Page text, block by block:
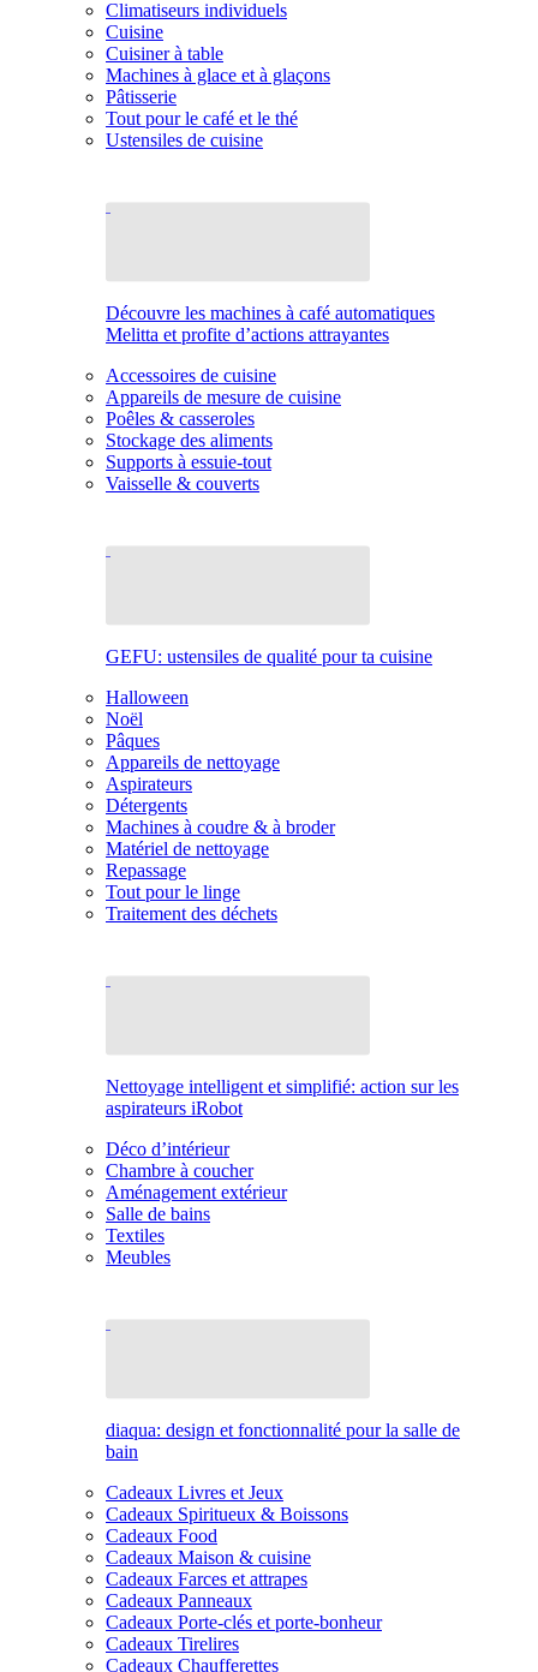
Climatiseurs individuels
Cuisine
Cuisiner à table
Machines à glace et à glaçons
Pâtisserie
Tout pour le café et le thé
Ustensiles de cuisine
Découvre les machines à café automatiques
Melitta et profite d’actions attrayantes
Accessoires de cuisine
Appareils de mesure de cuisine
Poêles & casseroles
Stockage des aliments
Supports à essuie-tout
Vaisselle & couverts
GEFU: ustensiles de qualité pour ta cuisine
Halloween
Noël
Pâques
Appareils de nettoyage
Aspirateurs
Détergents
Machines à coudre & à broder
Matériel de nettoyage
Repassage
Tout pour le linge
Traitement des déchets
Nettoyage intelligent et simplifié: action sur les
aspirateurs iRobot
Déco d’intérieur
Chambre à coucher
Aménagement extérieur
Salle de bains
Textiles
Meubles
diaqua: design et fonctionnalité pour la salle de
bain
Cadeaux Livres et Jeux
Cadeaux Spiritueux & Boissons
Cadeaux Food
Cadeaux Maison & cuisine
Cadeaux Farces et attrapes
Cadeaux Panneaux
Cadeaux Porte-clés et porte-bonheur
Cadeaux Tirelires
Cadeaux Chaufferettes